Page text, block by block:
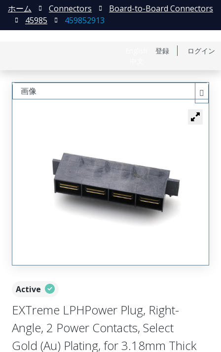
登録 ログイン
ホーム Connectors
Board-to-Board Connectors
45985
459852913
Active
EXTreme LPHPower Plug, Right-
Angle, 2 Power Contacts, Select
Gold (Au) Plating, for 3.18mm Thick
画像